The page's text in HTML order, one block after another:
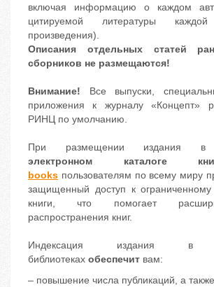
включая информацию о каждом
цитируемой литературы каждой
произведения).
Описания отдельных статей
сборников не размещаются!
Внимание! Все выпуски,
приложения к журналу «Концепт»
РИНЦ по умолчанию.
При размещении издания в
электронном каталоге
books пользователям по всему миру
защищенный доступ к ограниченному
книги, что помогает
распространения книг.
Индексация издания в
библиотеках обеспечит вам:
– повышение числа публикаций, а